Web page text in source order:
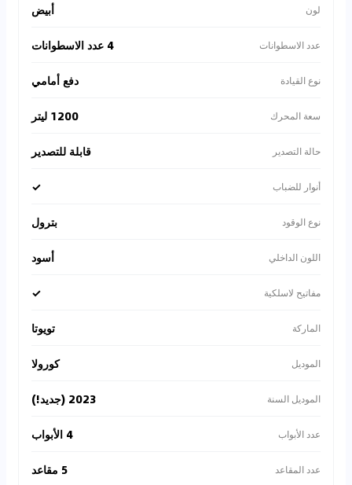
لون أبيض
عدد الاسطوانات 4 عدد الاسطوانات
نوع القيادة دفع أمامي
سعة المحرك 1200 ليتر
حالة التصدير قابلة للتصدير
أنوار للضباب ✓
نوع الوقود بترول
اللون الداخلي أسود
مفاتيح لاسلكية ✓
الماركة تويوتا
الموديل كورولا
الموديل السنة 2023 (جديد!)
عدد الأبواب 4 الأبواب
عدد المقاعد 5 مقاعد